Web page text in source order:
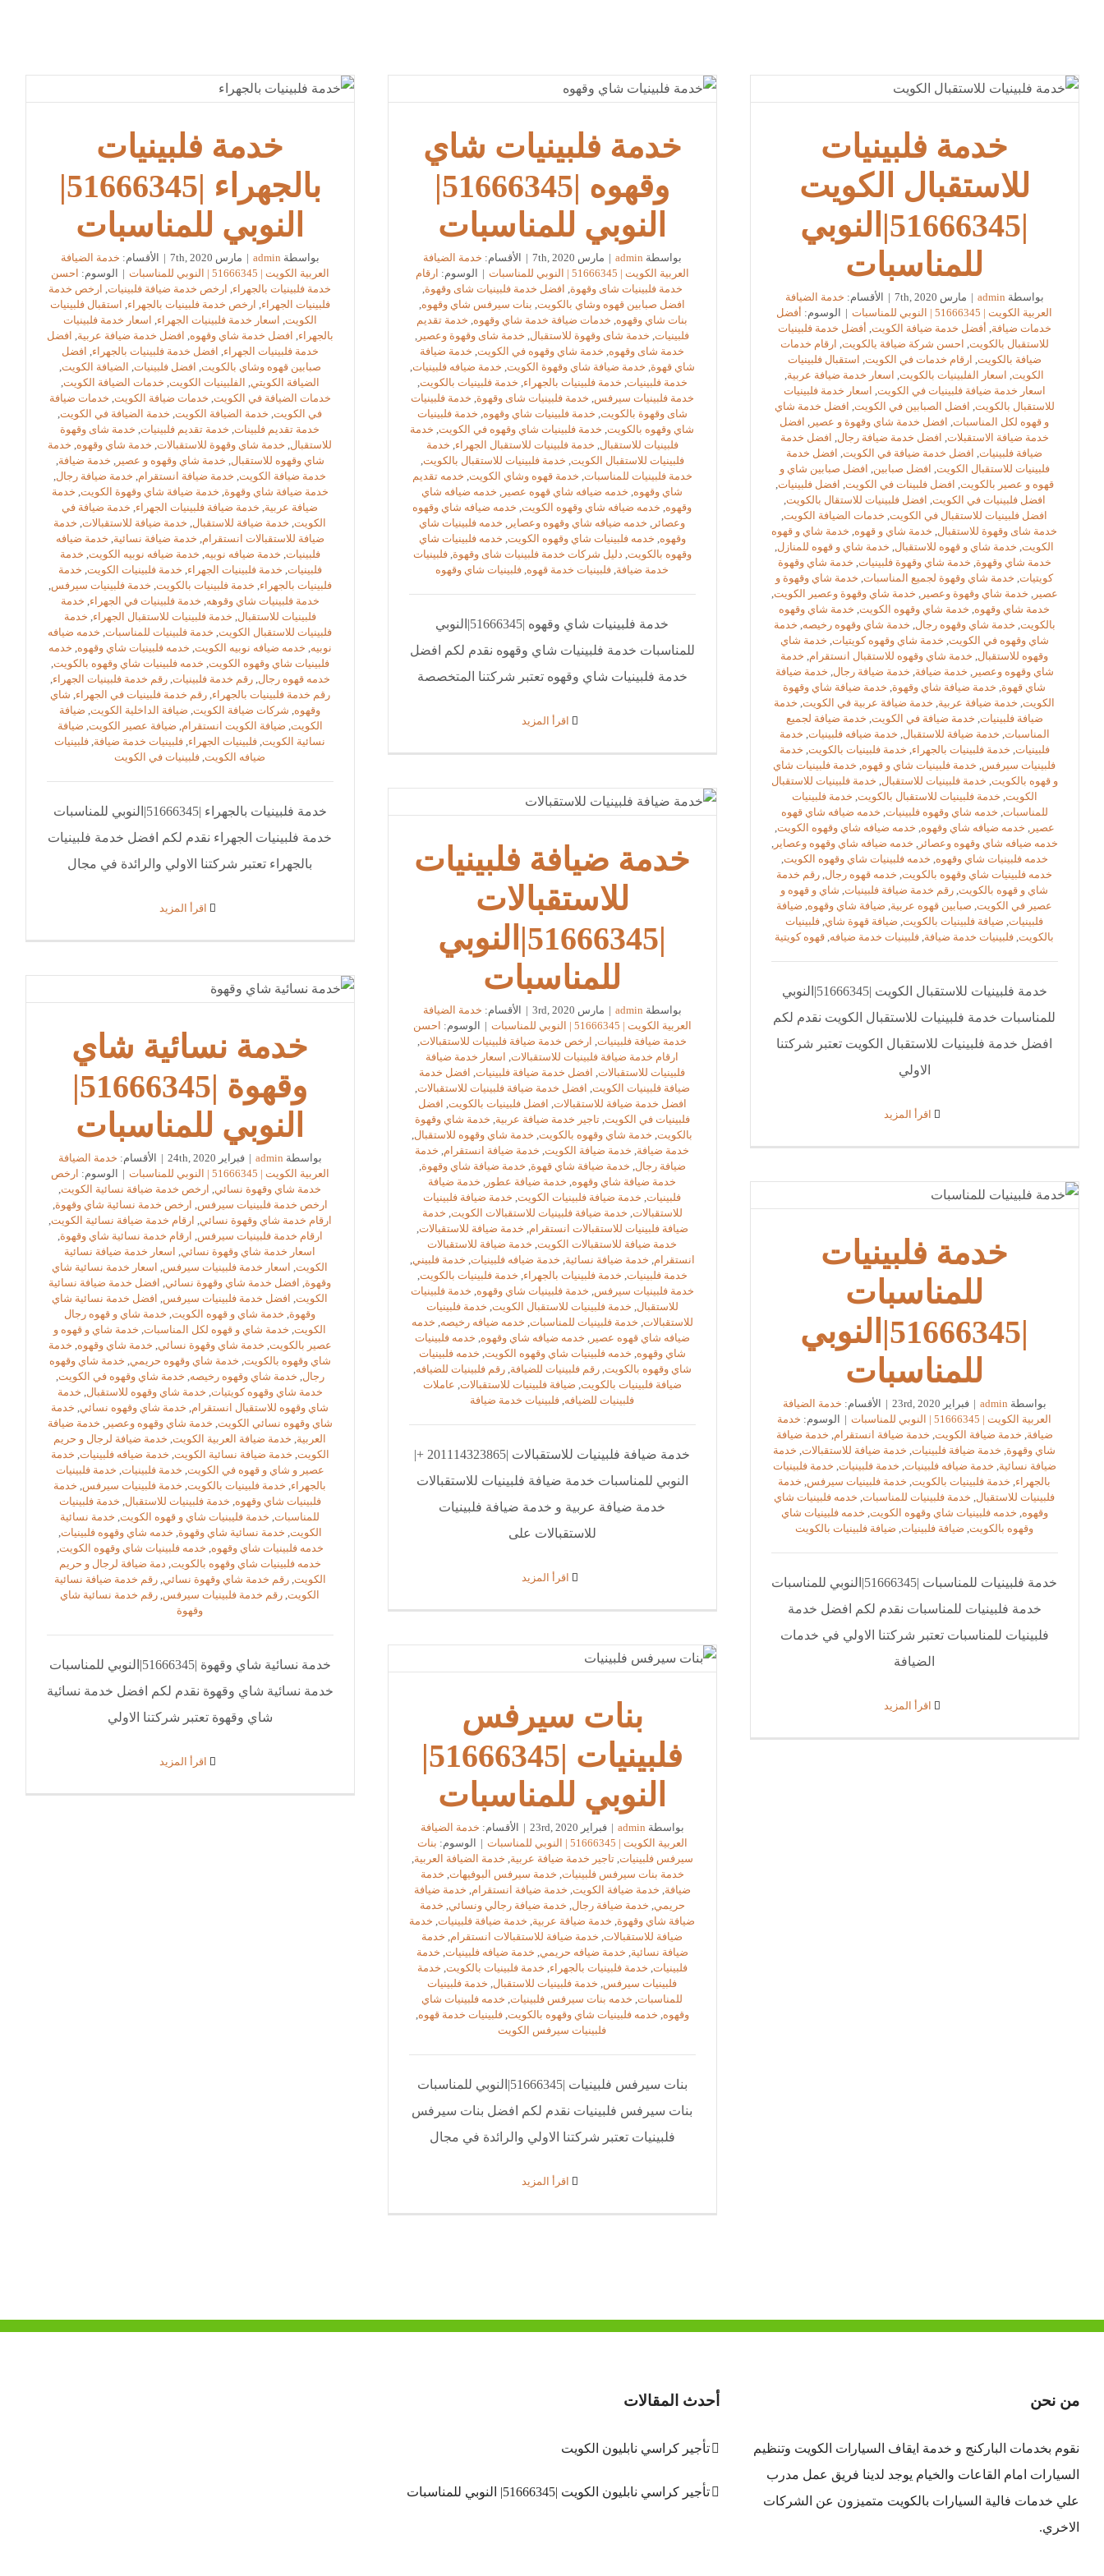
خدمة فلبينيات
للاستقبال الكويت
|51666345|النوبي
للمناسبات
بواسطة admin
| مارس 7th, 2020 | الأقسام: خدمة الضيافة
العربية الكويت | 51666345 | النوبي للمناسبات
| الوسوم: أفضل
خدمات ضيافة أفضل خدمة ضيافة الكويت أفضل خدمة فلبينيات
للاستقبال بالكويت احسن شركة ضيافة يالكويت ارقام خدمات
ضيافة بالكويت ارقام خدمات في الكويت استقبال فلبينيات
الكويت, اسعار الفلبينيات بالكويت, اسعار خدمة ضيافة عربية
اسعار خدمة ضيافة فلبينيات في الكويت اسعار خدمة فلبينيات
للاستقبال بالكويت افضل الصبابين في الكويت افضل خدمة شاي
و قهوه لكل المناسبات, افضل خدمة شاي وقهوة و عصير
افضل
خدمة ضيافة الاستقبلات افضل خدمة ضيافة رجال افضل خدمة
ضيافة فلبينيات, افضل خدمة ضيافة في الكويت, افضل خدمة
فلبينيات للاستقبال الكويت افضل صبابين افضل صبابين شاي و
قهوه و عصير بالكويت افضل فلبينات في الكويت افضل فلبينيات
افضل فلبينيات في الكويت افضل فلبينيات للاستقال بالكويت
افضل فلبينيات للاستقبال في الكويت, خدمات الضيافة الكويت,
خدمة شاى وقهوة للاستقبال خدمة شاي و قهوه خدمة شاي و قهوه
الكويت, خدمة شاي و قهوه للاستقبال خدمة شاي و قهوه للمنازل
خدمة شاي وقهوة خدمة شاي وقهوة فلبينيات خدمة شاي وقهوة
كويتيات, خدمة شاي وقهوة لجميع المناسبات, خدمة شاي وقهوة و
عصير
خدمة شاي وقهوة وعصير خدمة شاي وقهوة وعصير الكويت
خدمة شاي وقهوه خدمة شاي وقهوه الكويت, خدمة شاي وقهوه
بالكويت خدمة شاي وقهوه رجال خدمة شاي وقهوه رخيصه خدمة
شاي وقهوه في الكويت خدمة شاي وقهوه كويتيات خدمة شاي
وقهوه للاستقبال خدمة شاي وقهوه للاستقبال انستقرام خدمة
شاي وقهوه وعصير
خدمة ضيافة خدمة ضيافة رجال خدمة ضيافة
شاي قهوة خدمة ضيافة شاي وقهوة خدمة ضيافة شاي وقهوة
الكويت, خدمة ضيافة عربية خدمة ضيافة عربية في الكويت, خدمة
ضيافة فلبينيات خدمة ضيافة في الكويت خدمة ضيافة لجميع
المناسبات خدمة ضيافة للاستقبال خدمة ضيافه فلبينيات خدمة
فلبينيات خدمة فلبينيات بالجهراء خدمة فلبينيات بالكويت خدمة
فلبينيات سيرفس خدمة فلبينيات شاي و قهوه خدمة فلبينيات شاي
و قهوه بالكويت خدمة فلبينيات للاستقبال خدمة فلبينيات للاستقبال
الكويت خدمة فلبينيات للاستقبال بالكويت خدمة فلبينيات
للمناسبات خدمه شاي وقهوه فلبينيات خدمه ضيافه شاي قهوه
عصير
خدمه ضيافه شاي وقهوه خدمه ضيافه شاي وقهوه الكويت
خدمه ضيافه شاي وقهوه وعصائر
خدمه ضيافه شاي وقهوه وعصاير
خدمه فلبينيات شاي وقهوه خدمه فلبينيات شاي وقهوه الكويت
خدمه فلبينيات شاي وقهوه بالكويت, خدمه قهوه رجال رقم خدمة
شاي و قهوه بالكويت, رقم خدمة ضيافة فلبينيات, شاي و قهوه و
عصير في الكويت, صبابين قهوه عربية ضيافة شاي وقهوه ضيافة
فلبينيات, ضيافة فلبينيات بالكويت, ضيافة قهوة شاي فلبينيات
بالكويت, فلبينيات خدمة ضيافة فلبينيات خدمة ضيافه قهوه كويتية
خدمة فلبينيات للاستقبال الكويت |51666345|النوبي
للمناسبات خدمة فلبينيات للاستقبال الكويت نقدم لكم
افضل خدمة فلبينيات للاستقبال الكويت تعتبر شركتنا
الاولي
خدمة فلبينيات شاي
وقهوه |51666345|
النوبي للمناسبات
بواسطة admin
| مارس 7th, 2020 | الأقسام: خدمة الضيافة
العربية الكويت | 51666345 | النوبي للمناسبات
| الوسوم: ارقام
خدمة فلبينيات شاى وقهوة افضل خدمة فلبينيات شاى وقهوة
افضل صبابين قهوه وشاي بالكويت, بنات سيرفس شاي وقهوه
بنات شاي وقهوه خدمات ضيافة خدمة شاي وقهوه خدمة تقديم
فلبينيات, خدمة شاى وقهوة للاستقبال خدمة شاى وقهوة وعصير
خدمة شاى وقهوه خدمة شاي وقهوه في الكويت, خدمة ضيافة
شاي قهوة خدمة ضيافة شاي وقهوة الكويت خدمة ضيافه فلبينيات
خدمة فلبينيات خدمة فلبينيات بالجهراء خدمة فلبينيات بالكويت
خدمة فلبينيات سيرفس خدمة فلبينيات شاى وقهوة خدمة فلبينيات
شاى وقهوة بالكويت خدمة فلبينيات شاي وقهوه خدمة فلبينيات
شاي وقهوه بالكويت, خدمة فلبينيات شاي وقهوه في الكويت, خدمة
فلبينيات للاستقبال خدمة فلبينيات للاستقبال الجهراء خدمة
فلبينيات للاستقبال الكويت خدمة فلبينيات للاستقبال بالكويت
خدمة فلبينيات للمناسبات خدمة قهوه وشاي الكويت خدمه تقديم
شاي وقهوه خدمه ضيافه شاي قهوه عصير
خدمه ضيافه شاي
وقهوه خدمه ضيافه شاي وقهوه الكويت, خدمه ضيافه شاي وقهوه
وعصائر
خدمه ضيافه شاي وقهوه وعصاير
خدمه فلبينيات شاي
وقهوه خدمه فلبينيات شاي وقهوه الكويت خدمه فلبينيات شاي
وقهوه بالكويت دليل شركات خدمة فلبينيات شاى وقهوة ,فلبينيات
خدمة ضيافة فلبينيات خدمة قهوه فلبينيات شاي وقهوه
خدمة فلبينيات شاي وقهوه |51666345|النوبي
للمناسبات خدمة فلبينيات شاي وقهوه نقدم لكم افضل
خدمة فلبينيات شاي وقهوه تعتبر شركتنا المتخصصة
خدمة فلبينيات
بالجهراء |51666345|
النوبي للمناسبات
بواسطة admin
| مارس 7th, 2020 | الأقسام: خدمة الضيافة
العربية الكويت | 51666345 | النوبي للمناسبات
| الوسوم: احسن
خدمة فلبينيات بالجهراء ارخص خدمة ضيافة فلبينيات, ارخص خدمة
فلبينيات الجهراء ارخص خدمة فلبينيات بالجهراء استقبال فلبينيات
الكويت اسعار خدمة فلبينيات الجهراء اسعار خدمة فلبينيات
بالجهراء افضل خدمة شاي وقهوه افضل خدمة ضيافة عربية افضل
خدمة فلبينيات الجهراء افضل خدمة فلبينيات بالجهراء افضل
صبابين قهوه وشاي بالكويت افضل فلبينيات الضيافة الكويت
الضيافة الكويتي الفلبينيات الكويت خدمات الضيافة الكويت
خدمات الضيافة في الكويت خدمات ضيافة الكويت خدمات ضيافة
في الكويت, خدمة الضيافة الكويت, خدمة الضيافة في الكويت,
خدمة تقديم فلبينات, خدمة تقديم فلبينيات, خدمة شاى وقهوة
للاستقبال خدمة شاي وقهوة للاستقبالات, خدمة شاي وقهوه خدمة
شاي وقهوه للاستقبال خدمة شاي وقهوه و عصير خدمة ضيافة
خدمة ضيافة الكويت, خدمة ضيافة انستقرام خدمة ضيافة رجال
خدمة ضيافة شاي وقهوة خدمة ضيافة شاي وقهوة الكويت خدمة
ضيافة عربية خدمة ضيافة فلبينيات الجهراء خدمة ضيافة في
الكويت, خدمة ضيافة للاستقبال خدمة ضيافة للاستقبالات, خدمة
ضيافة للاستقبالات انستقرام خدمة ضيافة نسائية خدمة ضيافه
فلبينيات خدمة ضيافه نوبيه خدمة ضيافه نوبيه الكويت خدمة
فلبينيات خدمة فلبينيات الجهراء خدمة فلبينيات الكويت خدمة
فلبينيات بالجهراء خدمة فلبينيات بالكويت خدمة فلبينيات سيرفس
خدمة فلبينيات شاي وقوهه خدمة فلبينيات في الجهراء خدمة
فلبينيات للاستقبال خدمة فلبينيات للاستقبال الجهراء خدمة
فلبينيات للاستقبال الكويت, خدمة فلبينيات للمناسبات, خدمه ضيافه
نوبيه خدمه ضيافه نوبيه الكويت خدمه فلبينيات شاي وقهوه خدمه
فلبينيات شاي وقهوه الكويت خدمه فلبينيات شاي وقهوه بالكويت
خدمه قهوه رجال ,رقم خدمة فلبينيات ,رقم خدمة فلبينيات الجهراء
رقم خدمة فلبينيات بالجهراء ,رقم خدمة فلبينيات في الجهراء شاي
وقهوه شركات ضيافة الكويت, ضيافة الداخلية الكويت, ضيافة
الكويت ضيافة الكويت انستقرام ضيافة عصير الكويت ضيافة
نسائية الكويت, فلبينيات الجهراء فلبينيات خدمة ضيافة فلبينيات
ضيافه الكويت, فلبينيات في الكويت
خدمة فلبينيات بالجهراء |51666345|النوبي للمناسبات
خدمة فلبينيات الجهراء نقدم لكم افضل خدمة فلبينيات
بالجهراء تعتبر شركتنا الاولي والرائدة في مجال
خدمة ضيافة فلبينيات
للاستقبالات
|51666345|النوبي
للمناسبات
بواسطة admin
| مارس 3rd, 2020 | الأقسام: خدمة الضيافة
العربية الكويت | 51666345 | النوبي للمناسبات
| الوسوم: احسن
خدمة ضيافة فلبينيات, ارخص خدمة ضيافة فلبينيات للاستقبالات,
ارقام خدمة ضيافة فلبينيات للاستقبالات, اسعار خدمة ضيافة
فلبينيات للاستقبالات, افضل خدمة ضيافة فلبينيات, افضل خدمة
ضيافة فلبينيات الكويت افضل خدمة ضيافة فلبينيات للاستقبالات
افضل خدمة ضيافة للاستقبالات افضل فلبينيات بالكويت افضل
فلبينيات في الكويت ,تاجير خدمة ضيافة عربية خدمة شاي وقهوة
بالكويت, خدمة شاي وقهوه بالكويت, خدمة شاي وقهوه للاستقبال
خدمة ضيافة خدمة ضيافة الكويت, خدمة ضيافة انستقرام خدمة
ضيافة رجال خدمة ضيافة شاي قهوة خدمة ضيافة شاي وقهوة
خدمة ضيافة شاي وقهوه خدمة ضيافة عطور
خدمة ضيافة
فلبينيات, خدمة ضيافة فلبينيات الكويت, خدمة ضيافة فلبينيات
للاستقبالات خدمة ضيافة فلبينيات للاستقبالات الكويت خدمة
ضيافة فلبينيات للاستقبالات انستقرام خدمة ضيافة للاستقبالات
خدمة ضيافة للاستقبالات الكويت, خدمة ضيافة للاستقبالات
انستقرام خدمة ضيافة نسائية خدمة ضيافه فلبينيات خدمة فلبيني
خدمة فلبينيات خدمة فلبينيات بالجهراء خدمة فلبينيات بالكويت
خدمة فلبينيات سيرفس خدمة فلبينيات شاي وقهوه خدمة فلبينيات
للاستقبال خدمة فلبينيات للاستقبال الكويت خدمة فلبينيات
للاستقبالات خدمة فلبينيات للمناسبات خدمه ضيافه رخيصه خدمه
ضيافه شاي قهوه عصير
خدمه ضيافه شاي وقهوه خدمه فلبينيات
شاي وقهوه خدمه فلبينيات شاي وقهوه الكويت خدمه فلبينيات
شاي وقهوه بالكويت ,رقم فلبينيات للضيافة ,رقم فلبينيات للضيافه
ضيافة فلبينيات بالكويت ضيافة فلبينيات للاستقبالات عاملات
فلبينيات للضيافه فلبينيات خدمة ضيافة
خدمة ضيافة فلبينيات للاستقبالات |201114323865 +|
النوبي للمناسبات خدمة ضيافة فلبينيات للاستقبالات
خدمة ضيافة عربية و خدمة ضيافة فلبينيات
للاستقبالات على
خدمة نسائية شاي
وقهوة |51666345|
النوبي للمناسبات
بواسطة admin
| فبراير 24th, 2020 | الأقسام: خدمة الضيافة
العربية الكويت | 51666345 | النوبي للمناسبات
| الوسوم: ارخص
خدمة شاي وقهوة نسائي ارخص خدمة ضيافة نسائية الكويت,
ارخص خدمة فلبينيات سيرفس ارخص خدمة نسائية شاي وقهوة
ارقام خدمة شاي وقهوة نسائي ارقام خدمة ضيافة نسائية الكويت
ارقام خدمة فلبينيات سيرفس ارقام خدمة نسائية شاي وقهوة
اسعار خدمة شاي وقهوة نسائي اسعار خدمة ضيافة نسائية
الكويت, اسعار خدمة فلبينيات سيرفس اسعار خدمة نسائية شاي
وقهوة افضل خدمة شاي وقهوة نسائي افضل خدمة ضيافة نسائية
الكويت, افضل خدمة فلبينيات سيرفس افضل خدمة نسائية شاي
وقهوة خدمة شاي و قهوه الكويت, خدمة شاي و قهوه رجال
الكويت, خدمة شاي و قهوه لكل المناسبات, خدمة شاي و قهوه و
عصير بالكويت خدمة شاي وقهوة نسائي خدمة شاي وقهوه خدمة
شاي وقهوه بالكويت خدمة شاي وقهوه حريمي خدمة شاي وقهوه
رجال خدمة شاي وقهوه رخيصه خدمة شاي وقهوه في الكويت
خدمة شاي وقهوه كويتيات خدمة شاي وقهوه للاستقبال خدمة
شاي وقهوه للاستقبال انستقرام خدمة شاي وقهوه نسائي خدمة
شاي وقهوه نسائي الكويت خدمة شاي وقهوه وعصير
خدمة ضيافة
العربية خدمة ضيافة العربية الكويت, خدمة ضيافة لرجال و حريم
الكويت خدمة ضيافة نسائية الكويت خدمة ضيافه فلبينيات خدمة
عصير و شاي و قهوه في الكويت خدمة فلبينيات خدمة فلبينيات
بالجهراء خدمة فلبينيات بالكويت, خدمة فلبينيات سيرفس خدمة
فلبينيات شاي وقهوه خدمة فلبينيات للاستقبال خدمة فلبينيات
للمناسبات, خدمة فليبنيات شاي و قهوه الكويت, خدمة نسائية
الكويت خدمة نسائية شاي وقهوة خدمه شاي وقهوه فلبينيات
خدمه فلبينيات شاي وقهوه خدمه فلبينيات شاي وقهوه الكويت
خدمه فلبينيات شاي وقهوه بالكويت دمة ضيافة لرجال و حريم
الكويت ,رقم خدمة شاي وقهوة نسائي ,رقم خدمة ضيافة نسائية
الكويت, رقم خدمة فلبينيات سيرفس رقم خدمة نسائية شاي
وقهوة
خدمة نسائية شاي وقهوة |51666345|النوبي للمناسبات
خدمة نسائية شاي وقهوة نقدم لكم افضل خدمة نسائية
شاي وقهوة تعتبر شركتنا الاولي
خدمة فلبينيات
للمناسبات
|51666345|النوبي
للمناسبات
بواسطة admin
| فبراير 23rd, 2020 | الأقسام: خدمة الضيافة
العربية الكويت | 51666345 | النوبي للمناسبات
| الوسوم: خدمة
ضيافة خدمة ضيافة الكويت خدمة ضيافة انستقرام خدمة ضيافة
شاي وقهوة خدمة ضيافة فلبينيات, خدمة ضيافة للاستقبالات, خدمة
ضيافة نسائية خدمة ضيافه فلبينيات خدمة فلبينيات خدمة فلبينيات
بالجهراء خدمة فلبينيات بالكويت, خدمة فلبينيات سيرفس خدمة
فلبينيات للاستقبال خدمة فلبينيات للمناسبات, خدمه فلبينيات شاي
وقهوه خدمه فلبينيات شاي وقهوه الكويت خدمه فلبينيات شاي
وقهوه بالكويت, ضيافة فلبينيات, ضيافة فلبينيات بالكويت
خدمة فلبينيات للمناسبات |51666345|النوبي للمناسبات
خدمة فلبينيات للمناسبات نقدم لكم افضل خدمة
فلبينيات للمناسبات تعتبر شركتنا الاولي في خدمات
الضيافة
بنات سيرفس
فلبينيات |51666345|
النوبي للمناسبات
بواسطة admin
| فبراير 23rd, 2020 | الأقسام: خدمة الضيافة
العربية الكويت | 51666345 | النوبي للمناسبات
| الوسوم: بنات
سيرفس فلبينيات ,تاجير خدمة ضيافة عربية خدمة الضيافة العربية
خدمة بنات سيرفس فلبينيات خدمة سيرفس البوفيهات خدمة
ضيافة خدمة ضيافة الكويت خدمة ضيافة انستقرام خدمة ضيافة
حريمي خدمة ضيافة رجال خدمة ضيافة رجالي ونسائي خدمة
ضيافة شاي وقهوة خدمة ضيافة عربية خدمة ضيافة فلبينيات, خدمة
ضيافة للاستقبالات, خدمة ضيافة للاستقبالات انستقرام خدمة
ضيافة نسائية خدمة ضيافه حريمي خدمة ضيافه فلبينيات خدمة
فلبينيات خدمة فلبينيات بالجهراء خدمة فلبينيات بالكويت خدمة
فلبينيات سيرفس خدمة فلبينيات للاستقبال خدمة فلبينيات
للمناسبات, خدمه بنات سيرفس فلبينيات, خدمه فلبينيات شاي
وقهوه خدمه فلبينيات شاي وقهوه بالكويت ,فلبينيات خدمة قهوه
فلبينيات سيرفس الكويت
بنات سيرفس فلبينيات |51666345|النوبي للمناسبات
بنات سيرفس فلبينيات نقدم لكم افضل بنات سيرفس
فلبينيات تعتبر شركتنا الاولي والرائدة في مجال
من نحن
نقوم بخدمات الباركنج و خدمة ايقاف السيارات الكويت وتنظيم
السيارات امام القاعات والخيام يوجد لدينا فريق عمل مدرب
علي خدمات فالية السيارات بالكويت متميزون عن الشركات
الاخري.
أحدث المقالات
تأجير كراسي نابليون الكويت
تأجير كراسي نابليون الكويت |51666345| النوبي للمناسبات